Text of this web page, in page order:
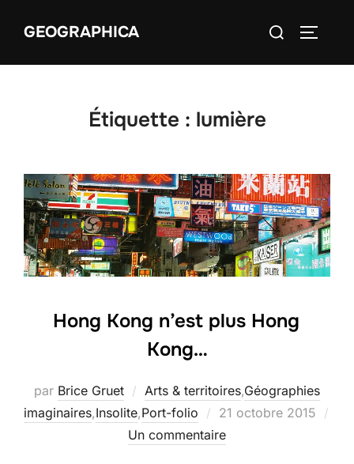
GEOGRAPHICA Rechercher :
Étiquette : lumière
Hong Kong n’est plus Hong
Kong…
par Brice Gruet Arts & territoires,Géographies
imaginaires,Insolite,Port-folio
Publié
le
21 octobre 2015
Un commentaire